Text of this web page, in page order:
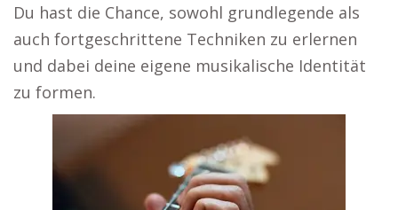
Du hast die Chance, sowohl grundlegende als
auch fortgeschrittene Techniken zu erlernen
und dabei deine eigene musikalische Identität
zu formen.